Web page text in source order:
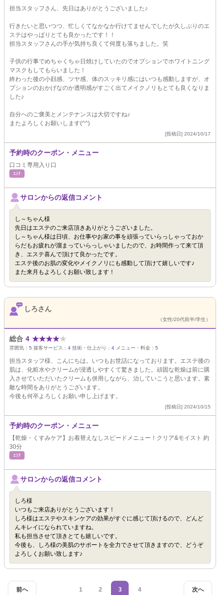
担当スタッフさん、先日はありがとうございました♪
行きたいと思いつつ、忙しくてなかなか行けてませんでしたが久しぶりのエ
ステはやっぱりとても良かったです！！
担当スタッフさんの手が気持ち良くて何度も落ちました。笑
子供の行事でめちゃくちゃ日焼けしていたのでオプションでホワイトニング
マスクもしてもらいました！
終わった後の小顔感、ツヤ感、体のスッキリ感にはいつも感動しますが、オ
プションのおかげなのか透明感がすごく出てメイクノリもとても良くなりま
した♪
自分へのご褒美とメンテナンスは大切ですね♪
またよろしくお願いします(^^)
[投稿日] 2024/10/17
予約時のクーポン・メニュー
口コミ専用入り口
ｴｽﾃ
サロンからの返信コメント
し～ちゃん様
先日はエステのご来店頂きありがとうございました。
し～ちゃん様は日頃、お仕事やお家の事を頑張っていらっしゃっておか
らだもお疲れが溜まっていらっしゃいましたので、お時間作って来て頂
き、エステ喜んで頂けて良かったです。
エステ後のお肌の変化やメイクノリにも感動して頂けて嬉しいです♪
また来月もよろしくお願い致します！
しろさん
（女性/20代前半/学生）
総合 4 ★★★★★
雰囲気： 5 接客サービス： 4 技術・仕上がり： 4 メニュー・料金： 5
担当スタッフ様、こんにちは。いつもお世話になっております。エステ後の
肌は、化粧水やクリームが浸透しやすくて驚きました。頑固な乾燥は前に購
入させていただいたクリームも併用しながら、治していこうと思います。素
敵な時間をありがとうございます。
今後も何卒よろしくお願い申し上げます。
[投稿日] 2024/10/15
予約時のクーポン・メニュー
【乾燥・くすみケア】お着替えなしスピードメニュー！クリア&モイスト 約
30分
ｴｽﾃ
サロンからの返信コメント
しろ様
いつもご来店ありがとうございます！
しろ様はエステやスキンケアの効果がすぐに感じて頂けるので、どんど
んキレイになられていますね。
私も担当させて頂きとても嬉しいです。
今後も、しろ様の美肌のサポートを全力でさせて頂きますので、どうぞ
よろしくお願い致します♪
前へ 次へ
1 2 3 4